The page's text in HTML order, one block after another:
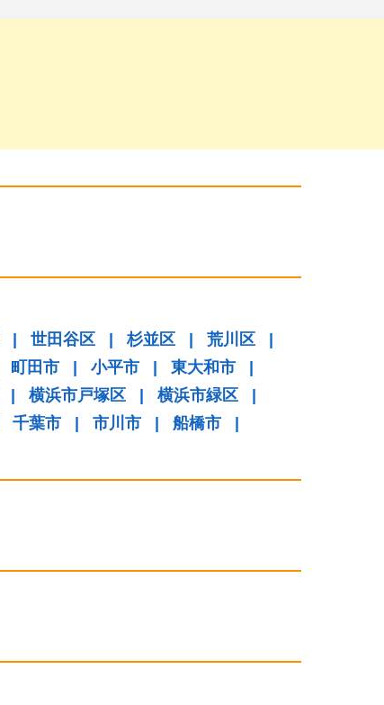
| 世田谷区 | 杉並区 | 荒川区
|
町田市 | 小平市 | 東大和市
|
| 横浜市戸塚区 | 横浜市緑区
|
千葉市 | 市川市 | 船橋市
|